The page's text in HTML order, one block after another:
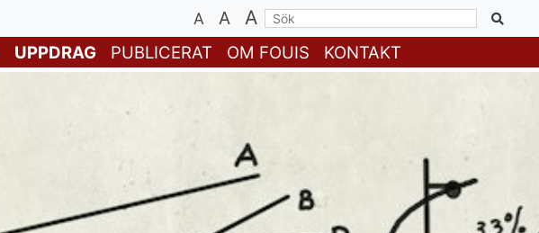
A A A
UPPDRAG PUBLICERAT OM FOUIS KONTAKT